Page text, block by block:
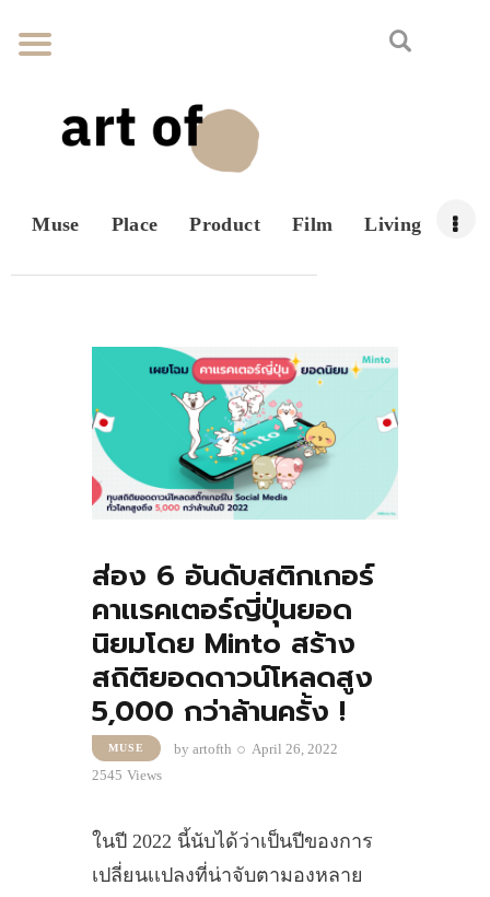
Muse Place Product Film Living
ส่อง 6 อันดับสติกเกอร์
คาเเรคเตอร์ญี่ปุ่นยอด
นิยมโดย Minto สร้าง
สถิติยอดดาวน์โหลดสูง
5,000 กว่าล้านครั้ง !
MUSE byartofth
April 26, 2022
2545 Views
ในปี 2022 นี้นับได้ว่าเป็นปีของการ
เปลี่ยนเเปลงที่น่าจับตามองหลาย